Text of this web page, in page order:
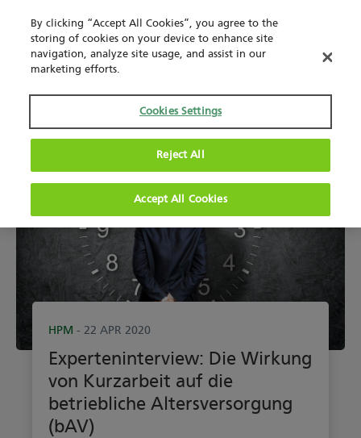
HPM - 22 APR 2020
Experteninterview: Die Wirkung
von Kurzarbeit auf die
betriebliche Altersversorgung
(bAV)
By clicking “Accept All Cookies”, you agree to the
storing of cookies on your device to enhance site
navigation, analyze site usage, and assist in our
marketing efforts.
Cookies Settings
Reject All
Accept All Cookies